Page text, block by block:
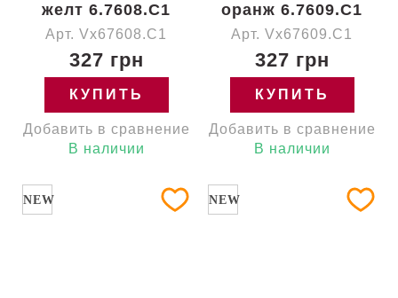
желт 6.7608.C1
Арт. Vx67608.C1
327 грн
КУПИТЬ
Добавить в сравнение
В наличии
оранж 6.7609.C1
Арт. Vx67609.C1
327 грн
КУПИТЬ
Добавить в сравнение
В наличии
NEW NEW